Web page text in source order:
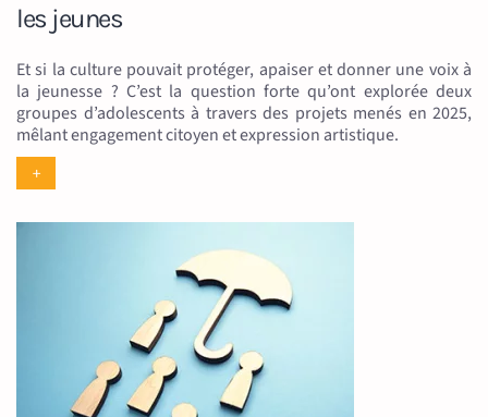
les jeunes
Et si la culture pouvait protéger, apaiser et donner une voix à
la jeunesse ? C’est la question forte qu’ont explorée deux
groupes d’adolescents à travers des projets menés en 2025,
mêlant engagement citoyen et expression artistique.
+